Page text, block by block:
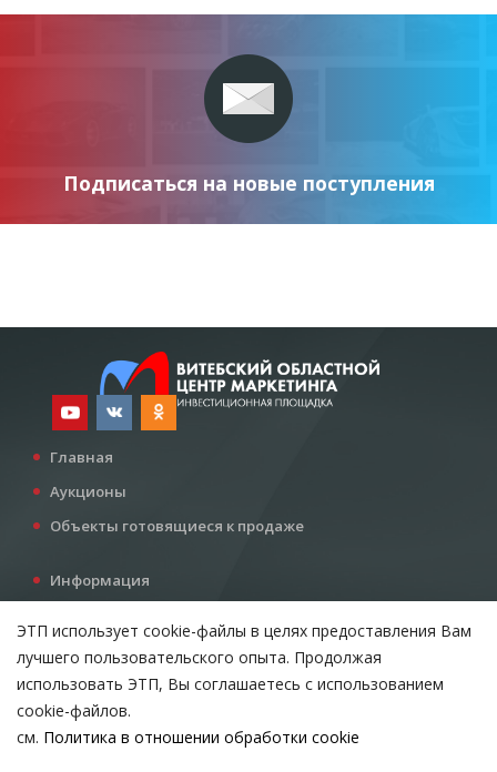
Подписаться на новые поступления
Главная
Аукционы
Объекты готовящиеся к продаже
Информация
Все для инвестора
Контакты
Возникли вопросы?
ЭТП использует cookie-файлы в целях предоставления Вам
лучшего пользовательского опыта. Продолжая
использовать ЭТП, Вы соглашаетесь с использованием
cookie-файлов.
см. Политика в отношении обработки cookie